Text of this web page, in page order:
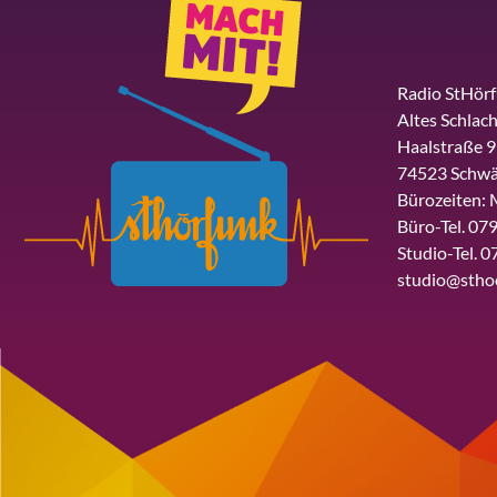
Radio
Altes
Haalstraße
74523
Bürozeiten:
Büro-Tel.
Studio-Tel.